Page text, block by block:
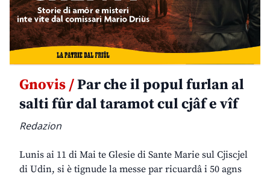
Gnovis /Par che il popul furlan al
salti fûr dal taramot cul cjâf e vîf
Redazion
Lunis ai 11 di Mai te Glesie di Sante Marie sul Cjiscjel
di Udin, si è tignude la messe par ricuardâ i 50 agns